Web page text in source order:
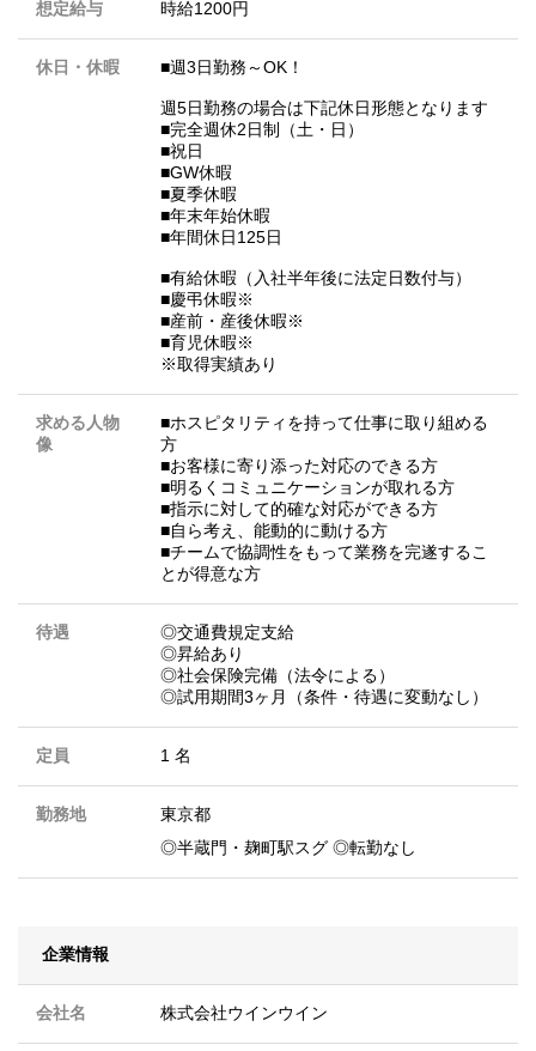
想定給与 時給1200円
休日・休暇 ■週3日勤務～OK！
週5日勤務の場合は下記休日形態となります
■完全週休2日制（土・日）
■祝日
■GW休暇
■夏季休暇
■年末年始休暇
■年間休日125日
■有給休暇（入社半年後に法定日数付与）
■慶弔休暇※
■産前・産後休暇※
■育児休暇※
※取得実績あり
求める人物
像
■ホスピタリティを持って仕事に取り組める
方
■お客様に寄り添った対応のできる方
■明るくコミュニケーションが取れる方
■指示に対して的確な対応ができる方
■自ら考え、能動的に動ける方
■チームで協調性をもって業務を完遂するこ
とが得意な方
待遇
◎交通費規定支給
◎昇給あり
◎社会保険完備（法令による）
◎試用期間3ヶ月（条件・待遇に変動なし）
定員 1 名
勤務地
東京都
◎半蔵門・麹町駅スグ ◎転勤なし
企業情報
会社名 株式会社ウインウイン